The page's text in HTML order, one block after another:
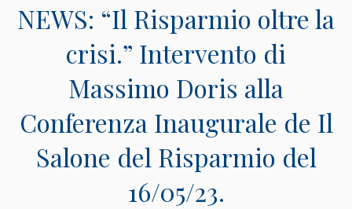
NEWS: “Il Risparmio oltre la
crisi.” Intervento di
Massimo Doris alla
Conferenza Inaugurale de Il
Salone del Risparmio del
16/05/23.